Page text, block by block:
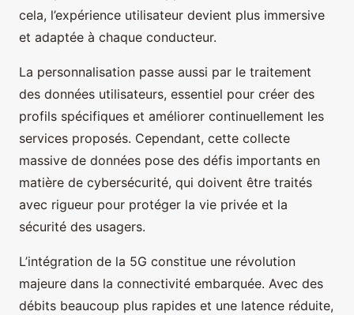
cela, l’expérience utilisateur devient plus immersive
et adaptée à chaque conducteur.
La personnalisation passe aussi par le traitement
des données utilisateurs, essentiel pour créer des
profils spécifiques et améliorer continuellement les
services proposés. Cependant, cette collecte
massive de données pose des défis importants en
matière de cybersécurité, qui doivent être traités
avec rigueur pour protéger la vie privée et la
sécurité des usagers.
L’intégration de la 5G constitue une révolution
majeure dans la connectivité embarquée. Avec des
débits beaucoup plus rapides et une latence réduite,